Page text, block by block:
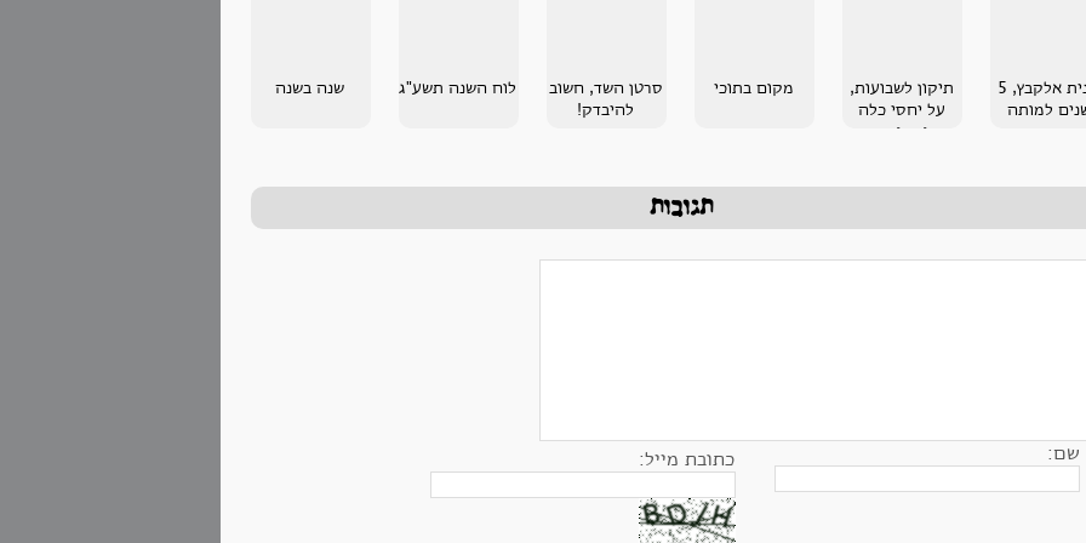
רונית אלקבץ, 5
למותה
תיקון לשבועות,
על יחסי כלה
וחמותה
מקום בתוכי
סרטן השד, חשוב
להיבדק!
לוח השנה תשע"ג שנה בשנה
תגובות
שם: כתובת מייל: